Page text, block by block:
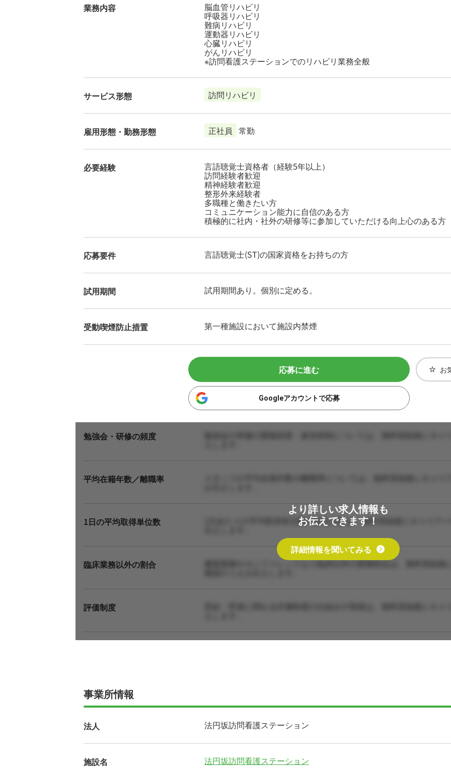
業務内容 脳血管リハビリ
呼吸器リハビリ
難病リハビリ
運動器リハビリ
心臓リハビリ
がんリハビリ
※訪問看護ステーションでのリハビリ業務全般
サービス形態 訪問リハビリ
雇用形態・勤務形態 正社員 常勤
必要経験 言語聴覚士資格者（経験5年以上）
訪問経験者歓迎
精神経験者歓迎
整形外来経験者
多職種と働きたい方
コミュニケーション能力に自信のある方
積極的に社内・社外の研修等に参加していただける向上心のある方
応募要件 言語聴覚士(ST)の国家資格をお持ちの方
試用期間 試用期間あり。個別に定める。
受動喫煙防止措置 第一種施設において施設内禁煙
応募に進む
Googleアカウントで応募
お
勉強会・研修の頻度 勉強会や研修の開催頻度・参加体制については、無料登録後にキャ
平均在籍年数／離職率 スタッフの平均在籍年数や離職率については、無料登録後にキャリ
1日の平均取得単位数 1日あたりの平均取得単位数や担当人数は、無料登録後にキャリア
臨床業務以外の割合 書類業務やカンファレンスなど臨床以外の業務割合は、無料登録後
評価制度 昇給・昇進に関わる評価制度の仕組みや実績は、無料登録後にキャ
より詳しい求人情報も
お伝えできます！
詳細情報を聞いてみる
事業所情報
法人 法円坂訪問看護ステーション
施設名 法円坂訪問看護ステーション